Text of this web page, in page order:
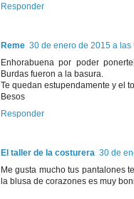
Responder
Reme 30 de enero de 2015 a las
Enhorabuena por poder
Burdas fueron a la basura.
Te quedan estupendamente y el
Besos
Responder
El taller de la costurera 30 de
Me gusta mucho tus pantalones
la blusa de corazones es muy